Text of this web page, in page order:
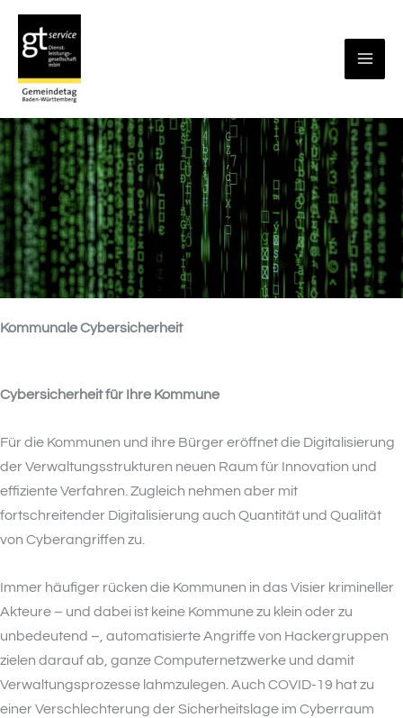
Inhalt
springen
Kommunale Cybersicherheit
Cybersicherheit für Ihre Kommune
Für die Kommunen und ihre Bürger eröffnet die Digitalisierung
der Verwaltungsstrukturen neuen Raum für Innovation und
effiziente Verfahren. Zugleich nehmen aber mit
fortschreitender Digitalisierung auch Quantität und Qualität
von Cyberangriffen zu.
Immer häufiger rücken die Kommunen in das Visier krimineller
Akteure – und dabei ist keine Kommune zu klein oder zu
unbedeutend –, automatisierte Angriffe von Hackergruppen
zielen darauf ab, ganze Computernetzwerke und damit
Verwaltungsprozesse lahmzulegen. Auch COVID-19 hat zu
einer Verschlechterung der Sicherheitslage im Cyberraum